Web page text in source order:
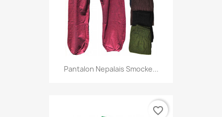
Pantalon Nepalais Smocke...
favorite_border